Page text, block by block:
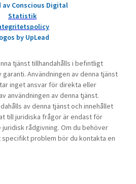
av Conscious Digital
Statistik
by UpLead
tjänst tillhandahålls i befintligt
Användningen av denna tjänst
inget ansvar för direkta eller
användningen av denna tjänst.
av denna tjänst och innehållet
till juridiska frågor är endast för
rådgivning. Om du behöver
problem bör du kontakta en